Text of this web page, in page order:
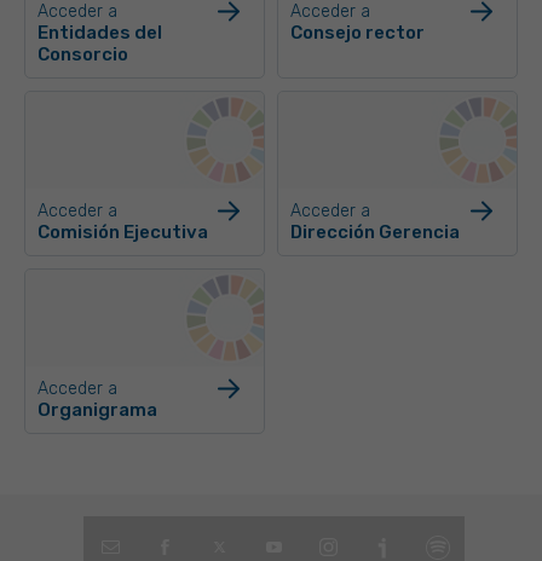
Acceder a
Entidades del
Consorcio
Acceder a
Consejo rector
Acceder a
Comisión Ejecutiva
Acceder a
Dirección Gerencia
Acceder a
Organigrama